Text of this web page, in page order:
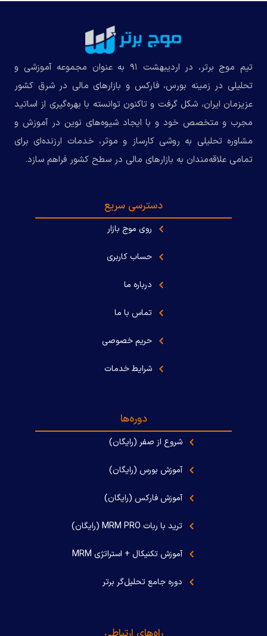
تیم موج برتر، در اردیبهشت ۹۱ به عنوان مجموعه‌ آموزشی و
تحلیلی در زمینه بورس، فارکس و بازارهای مالی در شرق کشور
عزیزمان ایران، شکل گرفت و تاکنون توانسته با بهره‌گیری از اساتید
مجرب و متخصص خود و با ایجاد شیوه‌های نوین در آموزش و
مشاوره تحلیلی به روشی کارساز و موثر، خدمات ارزنده‌ای برای
تمامی علاقه‌مندان به بازارهای مالی در سطح کشور فراهم سازد.
دسترسی سریع
روی موج بازار
حساب کاربری
درباره ما
تماس با ما
حریم خصوصی
شرایط خدمات
دوره‌ها
شروع از صفر (رایگان)
آموزش بورس (رایگان)
آموزش فارکس (رایگان)
ترید با ربات MRM PRO (رایگان)
آموزش تکنیکال + استراتژی MRM
دوره جامع تحلیل‌گر برتر